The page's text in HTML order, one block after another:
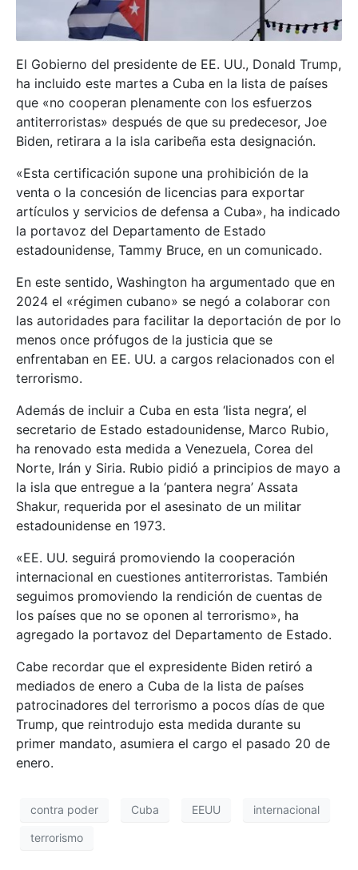
El Gobierno del presidente de EE. UU., Donald Trump,
ha incluido este martes a Cuba en la lista de países
que «no cooperan plenamente con los esfuerzos
antiterroristas» después de que su predecesor, Joe
Biden, retirara a la isla caribeña esta designación.
«Esta certificación supone una prohibición de la
venta o la concesión de licencias para exportar
artículos y servicios de defensa a Cuba», ha indicado
la portavoz del Departamento de Estado
estadounidense, Tammy Bruce, en un comunicado.
En este sentido, Washington ha argumentado que en
2024 el «régimen cubano» se negó a colaborar con
las autoridades para facilitar la deportación de por lo
menos once prófugos de la justicia que se
enfrentaban en EE. UU. a cargos relacionados con el
terrorismo.
Además de incluir a Cuba en esta ‘lista negra’, el
secretario de Estado estadounidense, Marco Rubio,
ha renovado esta medida a Venezuela, Corea del
Norte, Irán y Siria. Rubio pidió a principios de mayo a
la isla que entregue a la ‘pantera negra’ Assata
Shakur, requerida por el asesinato de un militar
estadounidense en 1973.
«EE. UU. seguirá promoviendo la cooperación
internacional en cuestiones antiterroristas. También
seguimos promoviendo la rendición de cuentas de
los países que no se oponen al terrorismo», ha
agregado la portavoz del Departamento de Estado.
Cabe recordar que el expresidente Biden retiró a
mediados de enero a Cuba de la lista de países
patrocinadores del terrorismo a pocos días de que
Trump, que reintrodujo esta medida durante su
primer mandato, asumiera el cargo el pasado 20 de
enero.
contra poder Cuba EEUU internacional
terrorismo